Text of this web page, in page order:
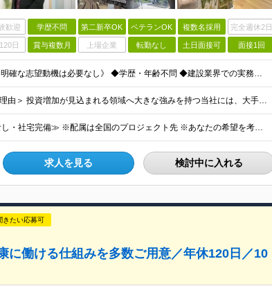
歓迎 学歴不問 第二新卒OK ベテランOK 複数名採用 完全週休2日
日 賞与複数月 上場企業 転勤なし 土日面接可 面接1回
《面接1回／即日内定あり／明確な志望動機は必要なし》 ◆学歴・年齢不問 ◆建設業界での実務経験や設備設計（電気設備、空調・衛生設備）、土木設計（橋梁／トンネル・道路・造成／上下水道）などの業界経験者
月給46万円以上 ＜高待遇の理由＞ 投資増加が見込まれる領域へ大きな強みを持つ当社には、大手建設会社の元請けの大型工事が多数寄せられます。そのため、施工管理として働く皆さんを、高待遇でお迎えすること
≪勤務地100%考慮・転勤なし・社宅完備≫ ※配属は全国のプロジェクト先 ※あなたの希望を考慮し、勤務地を決定します。 ※U・Iターン歓迎 ※出張面接も可能です！お住まいの近くに伺います。(応相談
求人を見る 検討中に入れる
きたい応募可
働ける仕組みを多数ご用意／年休120日／10